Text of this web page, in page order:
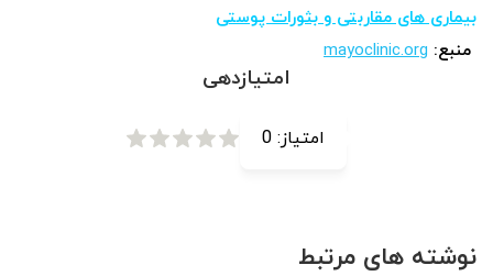
بیماری های مقاربتی و بثورات پوستی
منبع: mayoclinic.org
امتیازدهی
امتیاز: 0
نوشته های مرتبط